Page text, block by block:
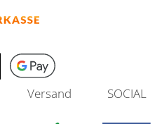
Versand SOCIAL